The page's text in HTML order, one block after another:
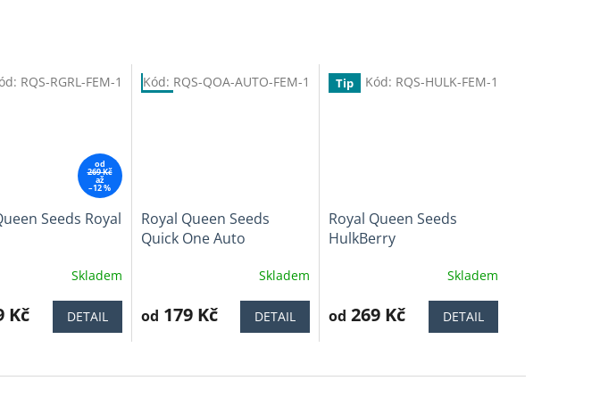
od
269 Kč
až
–12 %
Seeds Royal
Skladem
Kč DETAIL
RQS-RGRL-FEM-1 Tip
Royal Queen Seeds
Quick One Auto
produktu
5
Skladem
od 179 Kč DETAIL
Kód: RQS-QOA-AUTO-FEM-1 Tip
Royal Queen Seeds
HulkBerry
produktu
5
Skladem
od 269 Kč DETAIL
Kód: RQS-HULK-FEM-1